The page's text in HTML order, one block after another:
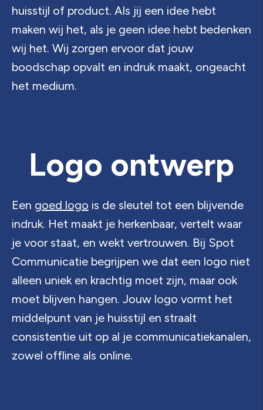
huisstijl of product. Als jij een idee hebt
maken wij het, als je geen idee hebt bedenken
wij het. Wij zorgen ervoor dat jouw
boodschap opvalt en indruk maakt, ongeacht
het medium.
Logo ontwerp
Een goed logo is de sleutel tot een blijvende
indruk. Het maakt je herkenbaar, vertelt waar
je voor staat, en wekt vertrouwen. Bij Spot
Communicatie begrijpen we dat een logo niet
alleen uniek en krachtig moet zijn, maar ook
moet blijven hangen. Jouw logo vormt het
middelpunt van je huisstijl en straalt
consistentie uit op al je communicatiekanalen,
zowel offline als online.